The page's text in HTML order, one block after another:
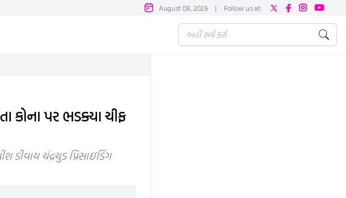
August 08, 2026 | Follow us at:
કોના પર ભડક્યા ચીફ
ચંદ્રચુડ પ્રિસાઇડિંગ